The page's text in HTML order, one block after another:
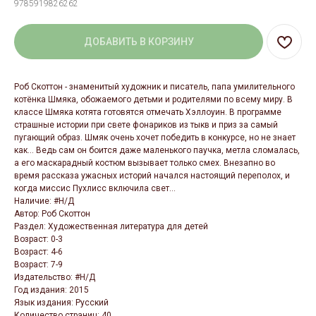
9785919826262
ДОБАВИТЬ В КОРЗИНУ
Роб Скоттон - знаменитый художник и писатель, папа умилительного
котёнка Шмяка, обожаемого детьми и родителями по всему миру. В
классе Шмяка котята готовятся отмечать Хэллоуин. В программе
страшные истории при свете фонариков из тыкв и приз за самый
пугающий образ. Шмяк очень хочет победить в конкурсе, но не знает
как... Ведь сам он боится даже маленького паучка, метла сломалась,
а его маскарадный костюм вызывает только смех. Внезапно во
время рассказа ужасных историй начался настоящий переполох, и
когда миссис Пухлисс включила свет...
Наличие: #Н/Д
Автор: Роб Скоттон
Раздел: Художественная литература для детей
Возраст: 0-3
Возраст: 4-6
Возраст: 7-9
Издательство: #Н/Д
Год издания: 2015
Язык издания: Русский